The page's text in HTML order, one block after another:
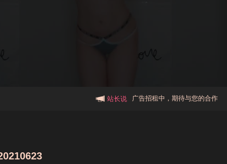
站长说 广告招租中，期待与您的合作